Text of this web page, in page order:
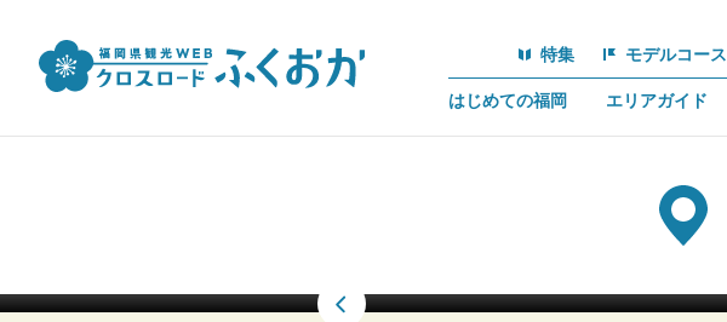
特集 モデルコース
はじめての福岡 エリアガイド